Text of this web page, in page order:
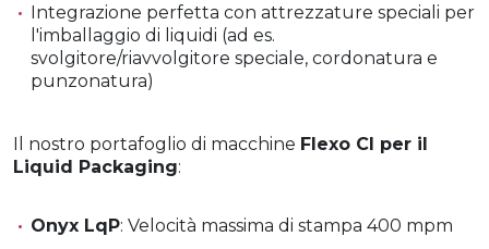
Integrazione perfetta con attrezzature speciali per
l'imballaggio di liquidi (ad es.
svolgitore/riavvolgitore speciale, cordonatura e
punzonatura)
Il nostro portafoglio di macchine Flexo CI per il
Liquid Packaging:
Onyx LqP: Velocità massima di stampa 400 mpm